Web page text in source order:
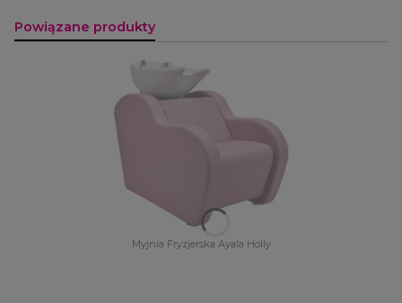
Powiązane produkty
Myjnia Fryzjerska Ayala Holly